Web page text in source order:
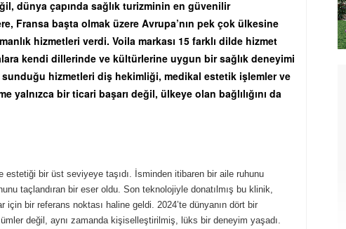
dünya çapında sağlık turizminin en güvenilir
Fransa başta olmak üzere Avrupa’nın pek çok ülkesine
hizmetleri verdi. Voila markası 15 farklı dilde hizmet
kendi dillerinde ve kültürlerine uygun bir sağlık deneyimi
sunduğu hizmetleri diş hekimliği, medikal estetik işlemler ve
bir ticari başarı değil, ülkeye olan bağlılığını da
estetiği bir üst seviyeye taşıdı. İsminden itibaren bir aile ruhunu
taçlandıran bir eser oldu. Son teknolojiyle donatılmış bu klinik,
bir referans noktası haline geldi. 2024’te dünyanın dört bir
değil, aynı zamanda kişiselleştirilmiş, lüks bir deneyim yaşadı.